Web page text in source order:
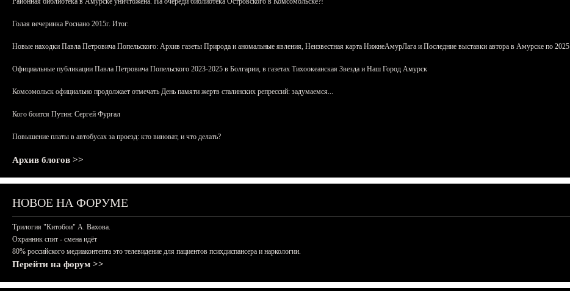
Голая вечеринка Роснано 2015г. Итог.
Новые находки Павла Петровича Попельского: Архив газеты Природа и аномальные явления, Неизвестная карта НижнеАмурЛага и Последние выставки автора в Амурске по 2025
Официальные публикации Павла Петровича Попельского 2023-2025 в Болгарии, в газетах Тихоокеанская Звезда и Наш Город Амурск
Комсомольск официально продолжает отмечать День памяти жертв сталинских репрессий: задумаемся...
Кого боится Путин: Сергей Фургал
Повышение платы в автобусах за проезд: кто виноват, и что делать?
Архив блогов >>
НОВОЕ НА ФОРУМЕ
Трилогия "Китобои" А. Вахова.
Охранник спит - смена идёт
80% российского медиаконтента это телевидение для пациентов психдиспансера и наркологии.
Перейти на форум >>